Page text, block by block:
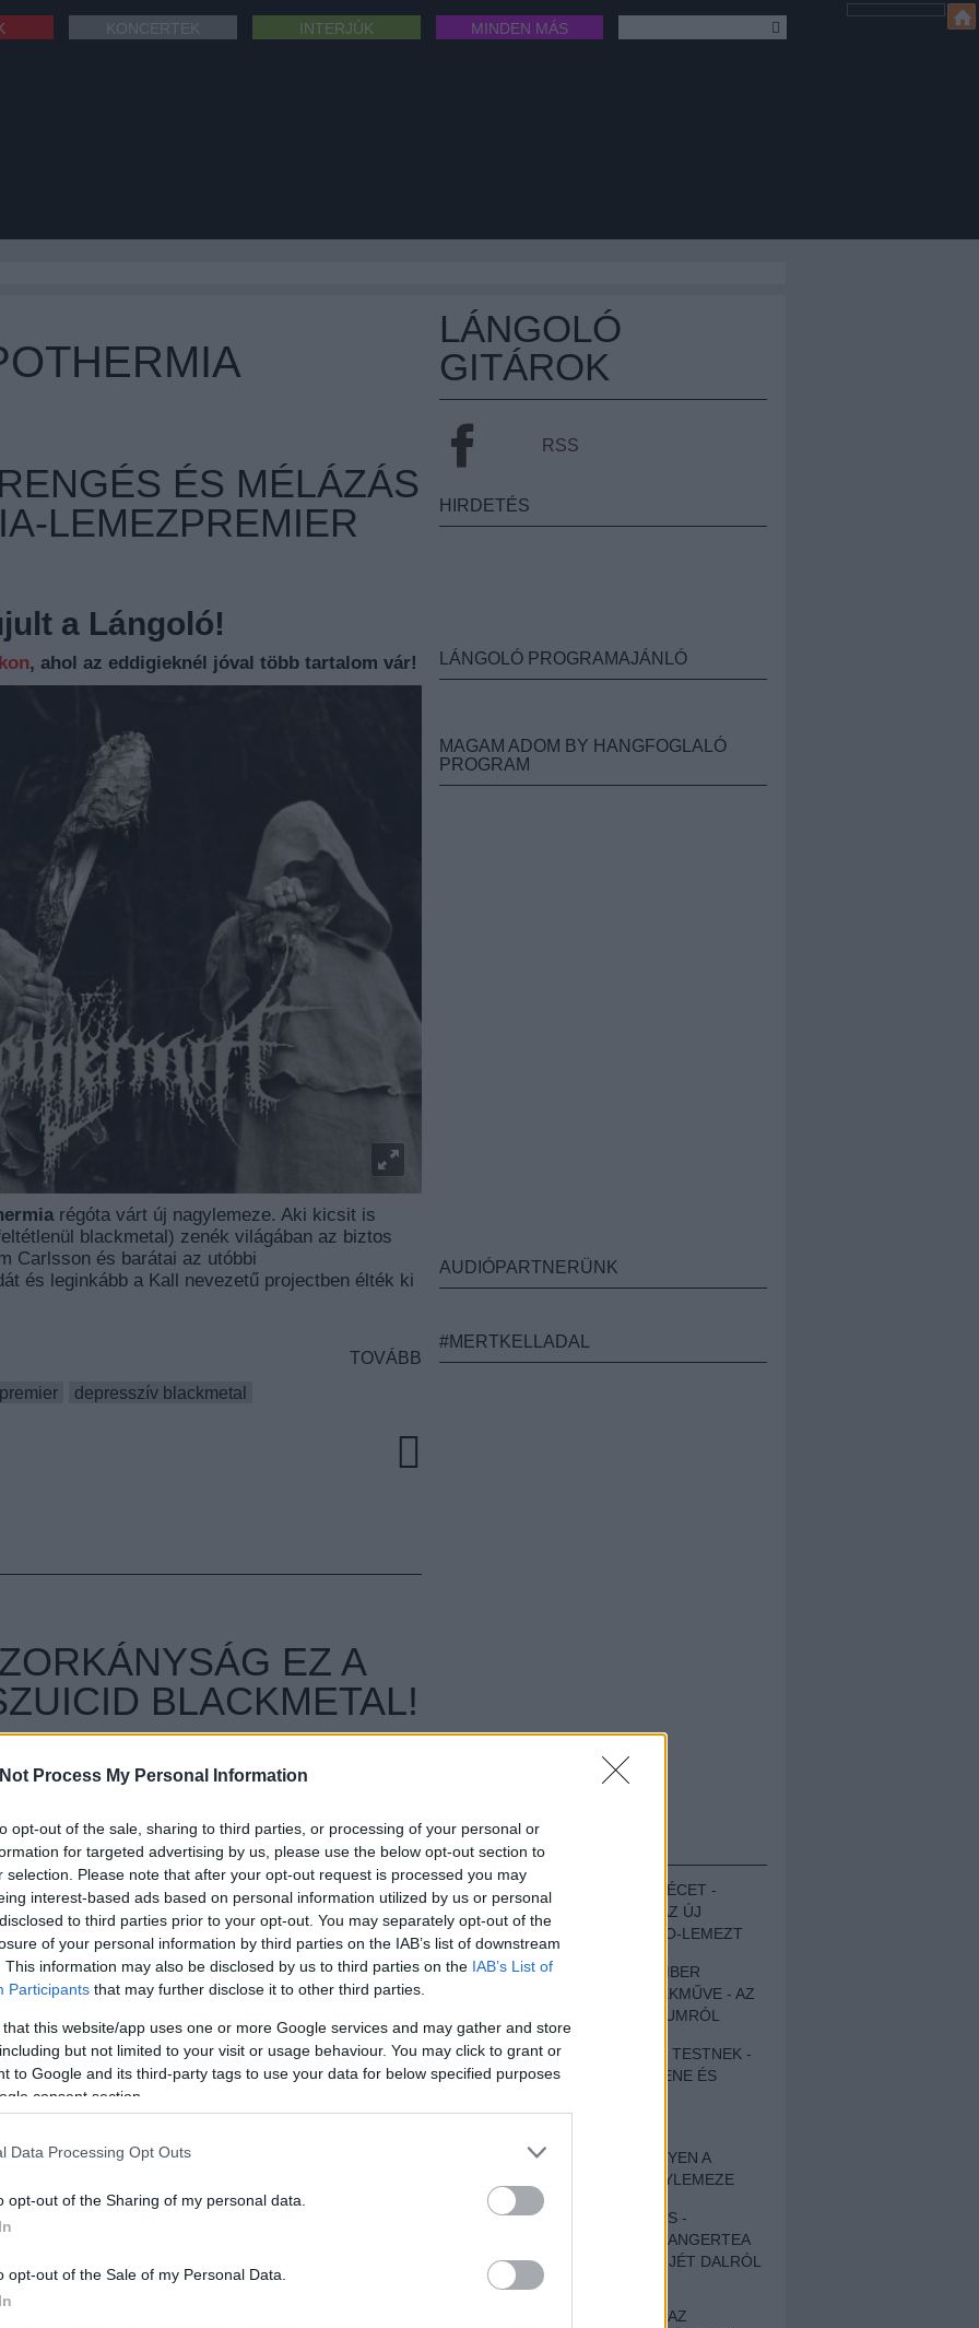
Process My Personal Information
opt-out of the sale, sharing to third parties, or processing of your personal or
for targeted advertising by us, please use the below opt-out section to
selection. Please note that after your opt-out request is processed you may
interest-based ads based on personal information utilized by us or personal
to third parties prior to your opt-out. You may separately opt-out of the
of your personal information by third parties on the IAB’s list of downstream
This information may also be disclosed by us to third parties on the IAB’s List of
Participants that may further disclose it to other third parties.
that this website/app uses one or more Google services and may gather and store
but not limited to your visit or usage behaviour. You may click to grant or
to Google and its third-party tags to use your data for below specified purposes
consent section.
Data Processing Opt Outs
opt-out of the Sharing of my personal data.
opt-out of the Sale of my Personal Data.
INTERJÚK MINDEN MÁS
ÉS MÉLÁZÁS
LEMEZPREMIER
a Lángoló!
, ahol az eddigieknél jóval több tartalom vár!
régóta várt új nagylemeze. Aki kicsit is
blackmetal) zenék világában az biztos
Carlsson és barátai az utóbbi
és leginkább a Kall nevezetű projectben élték ki
TOVÁBB
depresszív blackmetal
EZ A
BLACKMETAL!
a Lángoló!
alatt szépen belemerült az általa favorizált
A nem ritkán félórás, merengős számaival,
természetimádatával a zenekar a zsáner
Kim Carlsson zenekarvezető több csapatban is
szabadidejében szeret
LÁNGOLÓ
GITÁROK
RSS
HIRDETÉS
LÁNGOLÓ PROGRAMAJÁNLÓ
MAGAM ADOM BY HANGFOGLALÓ
PROGRAM
AUDIÓPARTNERÜNK
#MERTKELLADAL
EZT HALLGASD!
MEGUGROTTÁK A LÉCET -
MEGHALLGATTUK AZ ÚJ
PROTEST THE HERO-LEMEZT
EGY DÜHÖS VÉNEMBER
UNIVERZÁLIS REMEKMŰVE - AZ
ÚJ BOB DYLAN-ALBUMRÓL
ZENE LÉLEKNEK ÉS TESTNEK -
AUTENTIKUS NÉPZENE ÉS
SZOMORKODÁS - ILYEN A
KATATONIA ÚJ NAGYLEMEZE
CROCODILE NERVES -
HALLGASD MEG AZ ANGERTEA
MA MEGJELENT EP-JÉT DALRÓL
DALRA!
A FELELŐSSÉGTŐL AZ